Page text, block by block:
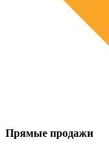
Прямые продажи